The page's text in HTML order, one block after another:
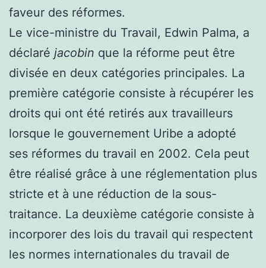
faveur des réformes.
Le vice-ministre du Travail, Edwin Palma, a
déclaré jacobin que la réforme peut être
divisée en deux catégories principales. La
première catégorie consiste à récupérer les
droits qui ont été retirés aux travailleurs
lorsque le gouvernement Uribe a adopté
ses réformes du travail en 2002. Cela peut
être réalisé grâce à une réglementation plus
stricte et à une réduction de la sous-
traitance. La deuxième catégorie consiste à
incorporer des lois du travail qui respectent
les normes internationales du travail de